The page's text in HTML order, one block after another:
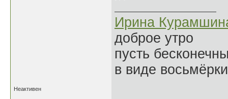
Ирина
доброе утро
пусть
в виде восьмёрки
Неактивен